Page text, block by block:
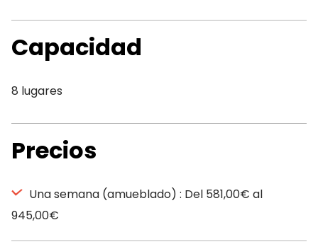
Capacidad
8 lugares
Precios
Una semana (amueblado) : Del 581,00€ al
945,00€